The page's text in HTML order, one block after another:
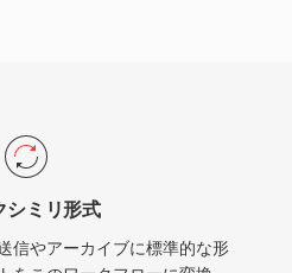
シミリ形式
信やアーカイブに標準的な形